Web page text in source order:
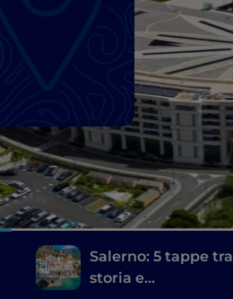
Salerno: 5 tappe tra
storia e